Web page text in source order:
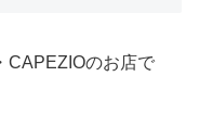
CAPEZIOのお店で